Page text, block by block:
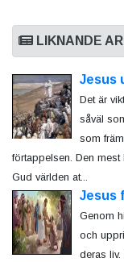
LIKNANDE
Jesus
Det är
såväl
som
förtappelsen. Den
Gud världen at...
Jesus
Genom
och
deras liv.